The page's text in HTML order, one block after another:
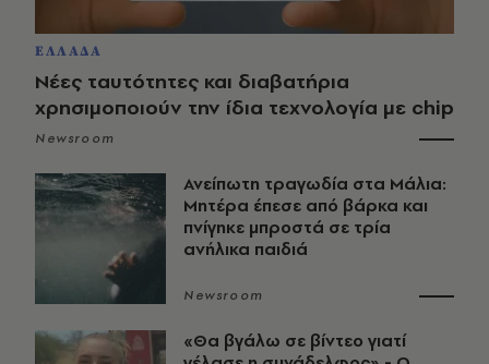
ΕΛΛΑΔΑ
Νέες ταυτότητες και διαβατήρια
χρησιμοποιούν την ίδια τεχνολογία με chip
Newsroom
Ανείπωτη τραγωδία στα Μάλια:
Μητέρα έπεσε από βάρκα και
πνίγηκε μπροστά σε τρία
ανήλικα παιδιά
Newsroom
«Θα βγάλω σε βίντεο γιατί